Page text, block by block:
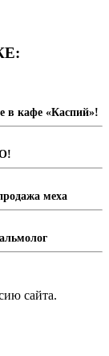
в кафе «Каспий»!
меха
сайта.